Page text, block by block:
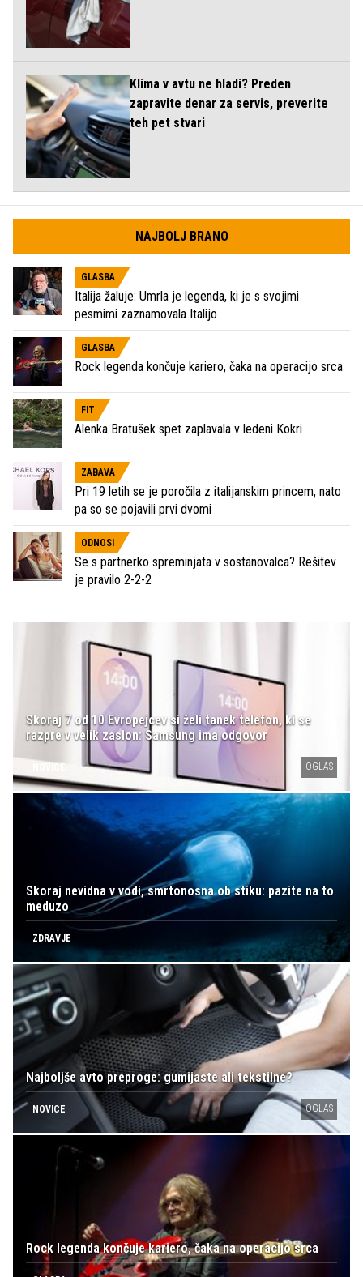
Klima v avtu ne hladi? Preden
zapravite denar za servis, preverite
teh pet stvari
NAJBOLJ BRANO
GLASBA
Italija žaluje: Umrla je legenda, ki je s svojimi
pesmimi zaznamovala Italijo
GLASBA
Rock legenda končuje kariero, čaka na operacijo srca
FIT
Alenka Bratušek spet zaplavala v ledeni Kokri
ZABAVA
Pri 19 letih se je poročila z italijanskim princem, nato
pa so se pojavili prvi dvomi
ODNOSI
Se s partnerko spreminjata v sostanovalca? Rešitev
je pravilo 2-2-2
Skoraj 7 od 10 Evropejcev si želi tanek telefon, ki se
razpre v velik zaslon: Samsung ima odgovor
OGLAS
Skoraj nevidna v vodi, smrtonosna ob stiku: pazite na to
meduzo
ZDRAVJE
Najboljše avto preproge: gumijaste ali tekstilne?
NOVICE OGLAS
Rock legenda končuje kariero, čaka na operacijo srca